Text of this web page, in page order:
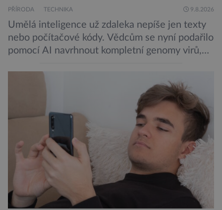
PŘÍRODA TECHNIKA 9.8.2026
Umělá inteligence už zdaleka nepíše jen texty
nebo počítačové kódy. Vědcům se nyní podařilo
pomocí AI navrhnout kompletní genomy virů,
Takový postup není samoúčelný, protože by
mohl pomoci v boji proti bakteriím odolným
vůči antibiotikům, současně však otevírá nové
otázky biologické bezpečnosti. Výzkumníci ze
Stanfordovy univerzity a Arc Institute […]